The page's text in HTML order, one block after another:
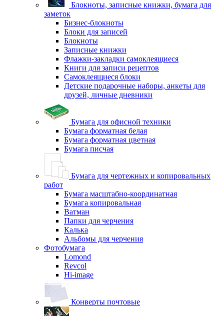
Блокноты, записные книжки, бумага для
заметок
Бизнес-блокноты
Блоки для записей
Блокноты
Записные книжки
Флажки-закладки самоклеящиеся
Книги для записи рецептов
Самоклеящиеся блоки
Детские подарочные наборы, анкеты для
друзей, личные дневники
Бумага для офисной техники
Бумага форматная белая
Бумага форматная цветная
Бумага писчая
Бумага для чертежных и копировальных
работ
Бумага масштабно-координатная
Бумага копировальная
Ватман
Папки для черчения
Калька
Альбомы для черчения
Фотобумага
Lomond
Revcol
Hi-image
Конверты почтовые